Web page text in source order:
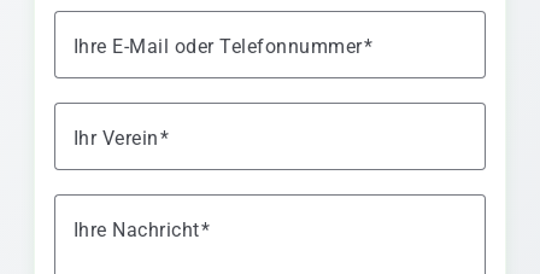
Ihre E-Mail oder Telefonnummer
Ihr Verein
Ihre Nachricht